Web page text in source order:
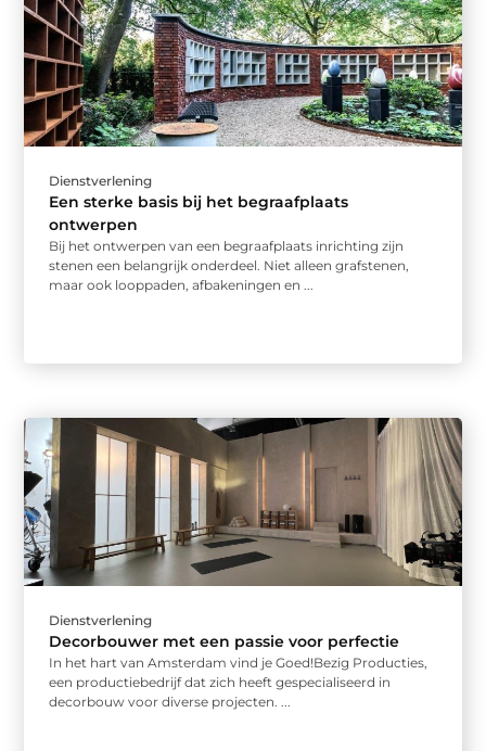
Dienstverlening
Een sterke basis bij het begraafplaats
ontwerpen
Bij het ontwerpen van een begraafplaats inrichting zijn
stenen een belangrijk onderdeel. Niet alleen grafstenen,
maar ook looppaden, afbakeningen en ...
Dienstverlening
Decorbouwer met een passie voor perfectie
In het hart van Amsterdam vind je Goed!Bezig Producties,
een productiebedrijf dat zich heeft gespecialiseerd in
decorbouw voor diverse projecten. ...